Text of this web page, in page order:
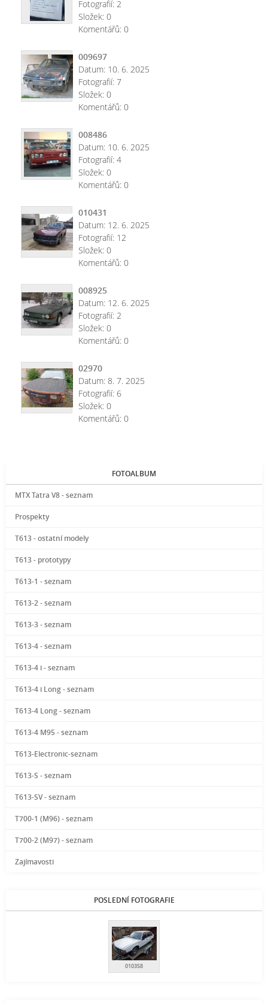
Fotografií: 2
Složek: 0
Komentářů: 0
009697
Datum: 10. 6. 2025
Fotografií: 7
Složek: 0
Komentářů: 0
008486
Datum: 10. 6. 2025
Fotografií: 4
Složek: 0
Komentářů: 0
010431
Datum: 12. 6. 2025
Fotografií: 12
Složek: 0
Komentářů: 0
008925
Datum: 12. 6. 2025
Fotografií: 2
Složek: 0
Komentářů: 0
02970
Datum: 8. 7. 2025
Fotografií: 6
Složek: 0
Komentářů: 0
FOTOALBUM
MTX Tatra V8 - seznam
Prospekty
T613 - ostatní modely
T613 - prototypy
T613-1 - seznam
T613-2 - seznam
T613-3 - seznam
T613-4 - seznam
T613-4 i - seznam
T613-4 i Long - seznam
T613-4 Long - seznam
T613-4 M95 - seznam
T613-Electronic-seznam
T613-S - seznam
T613-SV - seznam
T700-1 (M96) - seznam
T700-2 (M97) - seznam
Zajímavosti
POSLEDNÍ FOTOGRAFIE
010358